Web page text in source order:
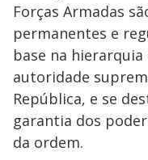
Forças Armadas
permanentes e
base na
autoridade
República, e se
garantia dos
da ordem.